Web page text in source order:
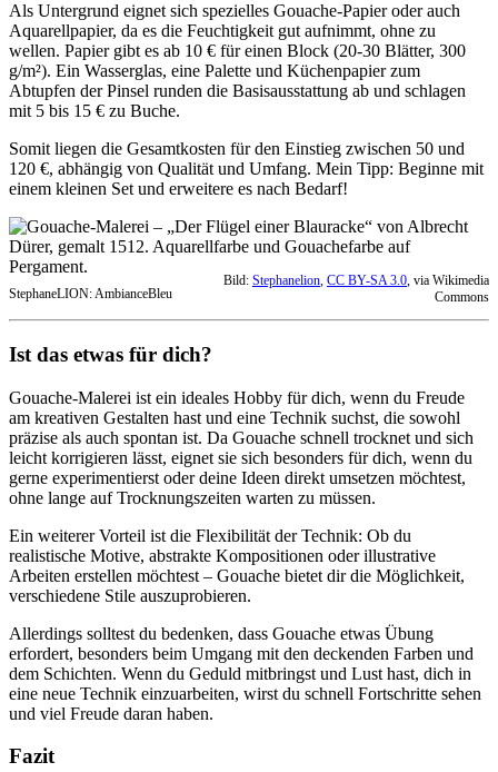
Als Untergrund eignet sich spezielles Gouache-Papier oder auch
Aquarellpapier, da es die Feuchtigkeit gut aufnimmt, ohne zu
wellen. Papier gibt es ab 10 € für einen Block (20-30 Blätter, 300
g/m²). Ein Wasserglas, eine Palette und Küchenpapier zum
Abtupfen der Pinsel runden die Basisausstattung ab und schlagen
mit 5 bis 15 € zu Buche.
Somit liegen die Gesamtkosten für den Einstieg zwischen 50 und
120 €, abhängig von Qualität und Umfang. Mein Tipp: Beginne mit
einem kleinen Set und erweitere es nach Bedarf!
StephaneLION: AmbianceBleu
Bild: Stephanelion, CC BY-SA 3.0, via Wikimedia
Commons
Ist das etwas für dich?
Gouache-Malerei ist ein ideales Hobby für dich, wenn du Freude
am kreativen Gestalten hast und eine Technik suchst, die sowohl
präzise als auch spontan ist. Da Gouache schnell trocknet und sich
leicht korrigieren lässt, eignet sie sich besonders für dich, wenn du
gerne experimentierst oder deine Ideen direkt umsetzen möchtest,
ohne lange auf Trocknungszeiten warten zu müssen.
Ein weiterer Vorteil ist die Flexibilität der Technik: Ob du
realistische Motive, abstrakte Kompositionen oder illustrative
Arbeiten erstellen möchtest – Gouache bietet dir die Möglichkeit,
verschiedene Stile auszuprobieren.
Allerdings solltest du bedenken, dass Gouache etwas Übung
erfordert, besonders beim Umgang mit den deckenden Farben und
dem Schichten. Wenn du Geduld mitbringst und Lust hast, dich in
eine neue Technik einzuarbeiten, wirst du schnell Fortschritte sehen
und viel Freude daran haben.
Fazit